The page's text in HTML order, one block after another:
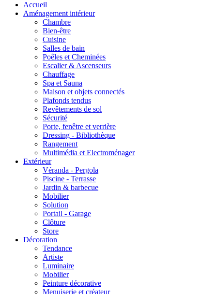
Accueil
Aménagement intérieur
Chambre
Bien-être
Cuisine
Salles de bain
Poêles et Cheminées
Escalier & Ascenseurs
Chauffage
Spa et Sauna
Maison et objets connectés
Plafonds tendus
Revêtements de sol
Sécurité
Porte, fenêtre et verrière
Dressing - Bibliothèque
Rangement
Multimédia et Electroménager
Extérieur
Véranda - Pergola
Piscine - Terrasse
Jardin & barbecue
Mobilier
Solution
Portail - Garage
Clôture
Store
Décoration
Tendance
Artiste
Luminaire
Mobilier
Peinture décorative
Menuiserie et créateur